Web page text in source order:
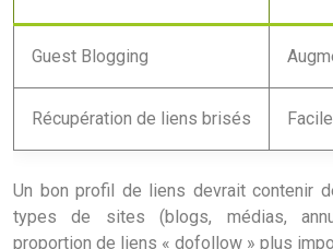
Guest Blogging
Récupération de liens brisés
Un bon profil de liens devrait contenir
types de sites (blogs, médias,
proportion de liens « dofollow » plus